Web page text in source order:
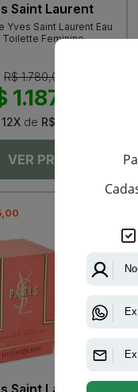
Saint Laurent
Yves Saint Laurent Eau
Toilette Feminino
R$ 1.780,00
1.187,50
12Xde R$ 98,95